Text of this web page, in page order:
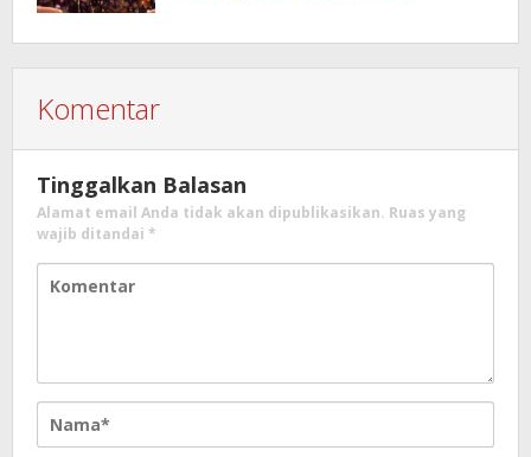
Komentar
Tinggalkan Balasan
Alamat email Anda tidak akan dipublikasikan. Ruas yang
wajib ditandai *